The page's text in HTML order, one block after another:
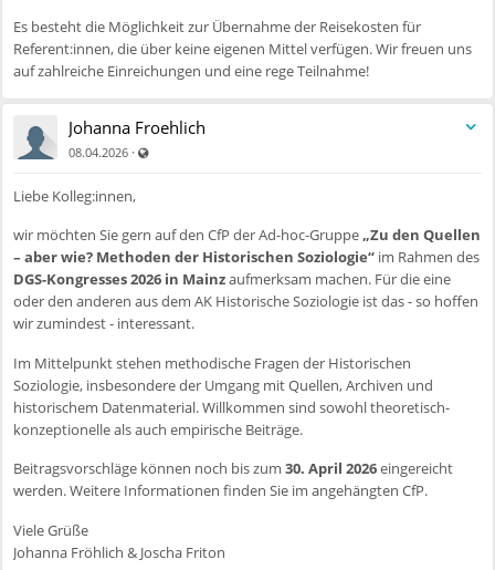
Es besteht die Möglichkeit zur Übernahme der Reisekosten für
Referent:innen, die über keine eigenen Mittel verfügen. Wir freuen uns
auf zahlreiche Einreichungen und eine rege Teilnahme!
Johanna Froehlich
08.04.2026 ·
Liebe Kolleg:innen,
wir möchten Sie gern auf den CfP der Ad-hoc-Gruppe„Zu den Quellen
– aber wie? Methoden der Historischen Soziologie“ im Rahmen des
DGS-Kongresses 2026 in Mainzaufmerksam machen. Für die eine
oder den anderen aus dem AK Historische Soziologie ist das - so hoffen
wir zumindest - interessant.
Im Mittelpunkt stehen methodische Fragen der Historischen
Soziologie, insbesondere der Umgang mit Quellen, Archiven und
historischem Datenmaterial. Willkommen sind sowohl theoretisch-
konzeptionelle als auch empirische Beiträge.
Beitragsvorschläge können noch bis zum 30. April 2026eingereicht
werden. Weitere Informationen finden Sie im angehängten CfP.
Viele Grüße
Johanna Fröhlich & Joscha Friton